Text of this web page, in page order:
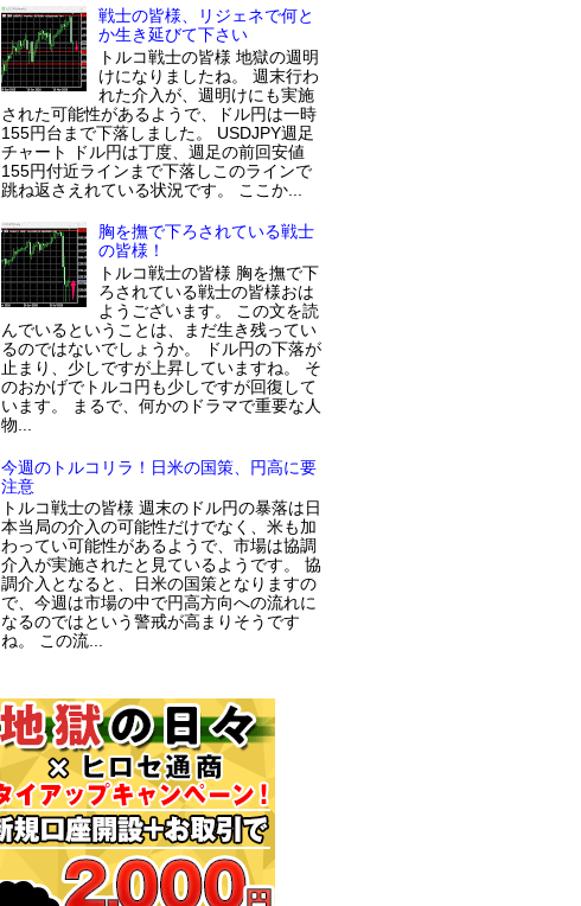
戦士の皆様、リジェネで何と
か生き延びて下さい
トルコ戦士の皆様 地獄の週明
けになりましたね。 週末行わ
れた介入が、週明けにも実施
された可能性があるようで、ドル円は一時
155円台まで下落しました。 USDJPY週足
チャート ドル円は丁度、週足の前回安値
155円付近ラインまで下落しこのラインで
跳ね返さえれている状況です。 ここか...
胸を撫で下ろされている戦士
の皆様！
トルコ戦士の皆様 胸を撫で下
ろされている戦士の皆様おは
ようございます。 この文を読
んでいるということは、まだ生き残ってい
るのではないでしょうか。 ドル円の下落が
止まり、少しですが上昇していますね。 そ
のおかげでトルコ円も少しですが回復して
います。 まるで、何かのドラマで重要な人
物...
今週のトルコリラ！日米の国策、円高に要
注意
トルコ戦士の皆様 週末のドル円の暴落は日
本当局の介入の可能性だけでなく、米も加
わってい可能性があるようで、市場は協調
介入が実施されたと見ているようです。 協
調介入となると、日米の国策となりますの
で、今週は市場の中で円高方向への流れに
なるのではという警戒が高まりそうです
ね。 この流...